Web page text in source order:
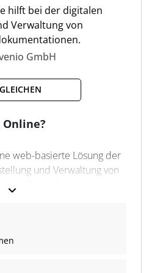
hilft bei der digitalen
Verwaltung von
GmbH
Online?
web-basierte Lösung der
und Verwaltung von
online zu erstellen, indem
Hard- und Software,